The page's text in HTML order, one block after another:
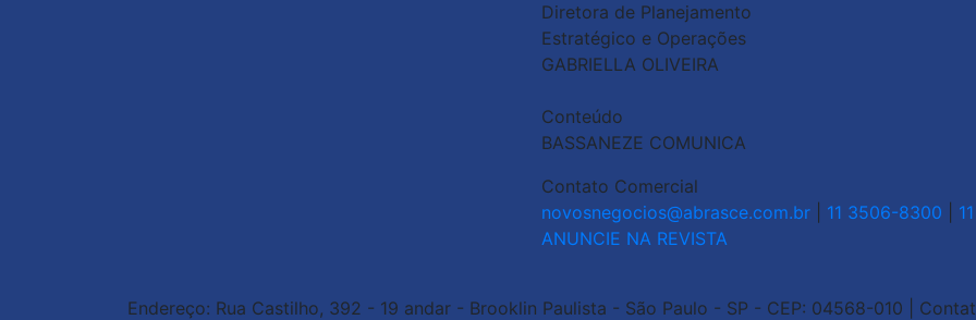
Diretora de Planejamento
Estratégico e Operações
GABRIELLA OLIVEIRA
Conteúdo
BASSANEZE COMUNICA
Contato Comercial
novosnegocios@abrasce.com.br
11 3506-8300
ANUNCIE NA REVISTA
Endereço: Rua Castilho, 392 - 19 andar - Brooklin Paulista - São Paulo - SP - CEP: 04568-010 |